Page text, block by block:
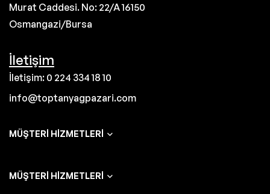
Murat Caddesi. No: 22/A 16150
Osmangazi/Bursa
İletişim
İletişim: 0 224 334 18 10
info@toptanyagpazari.com
MÜŞTERI HIZMETLERI
MÜŞTERI HIZMETLERI